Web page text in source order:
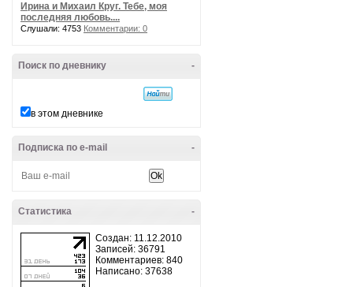
Ирина и Михаил Круг. Тебе, моя
последняя любовь....
Слушали: 4753 Комментарии: 0
-
Поиск по дневнику
в этом дневнике
-
Подписка по e-mail
-
Статистика
Создан: 11.12.2010
Записей: 36791
Комментариев: 840
Написано: 37638